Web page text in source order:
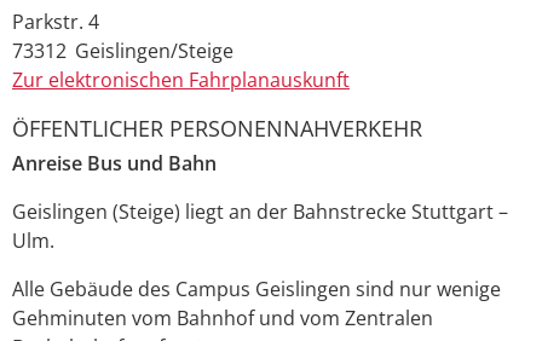
Parkstr. 4
73312 Geislingen/Steige
Zur elektronischen Fahrplanauskunft
ÖFFENTLICHER PERSONENNAHVERKEHR
Anreise Bus und Bahn
Geislingen (Steige) liegt an der Bahnstrecke Stuttgart –
Ulm.
Alle Gebäude des Campus Geislingen sind nur wenige
Gehminuten vom Bahnhof und vom Zentralen